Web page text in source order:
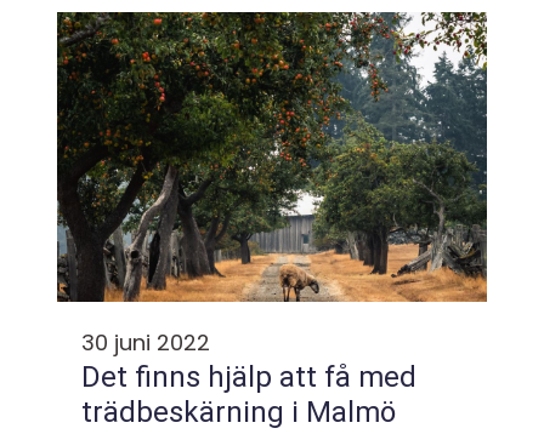
Baseballkepsar är i allmänhet tillverk...
30 juni 2022
Det finns hjälp att få med
trädbeskärning i Malmö